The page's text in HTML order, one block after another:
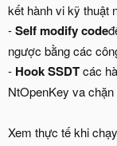
kết hành vi kỹ thuật
-Self modify code
ngược bằng các
- Hook SSDTcác
NtOpenKey va
Xem thực tế khi